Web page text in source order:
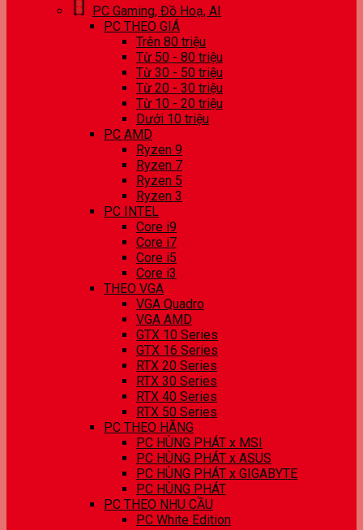
PC Gaming, Đồ Hoạ, AI
PC THEO GIÁ
Trên 80 triệu
Từ 50 - 80 triệu
Từ 30 - 50 triệu
Từ 20 - 30 triệu
Từ 10 - 20 triệu
Dưới 10 triệu
PC AMD
Ryzen 9
Ryzen 7
Ryzen 5
Ryzen 3
PC INTEL
Core i9
Core i7
Core i5
Core i3
THEO VGA
VGA Quadro
VGA AMD
GTX 10 Series
GTX 16 Series
RTX 20 Series
RTX 30 Series
RTX 40 Series
RTX 50 Series
PC THEO HÃNG
PC HÙNG PHÁT x MSI
PC HÙNG PHÁT x ASUS
PC HÙNG PHÁT x GIGABYTE
PC HÙNG PHÁT
PC THEO NHU CẦU
PC White Edition